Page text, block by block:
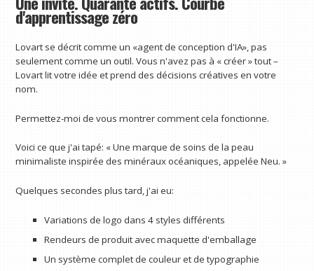
d'apprentissage zéro
Lovart se décrit comme un «agent de conception d'IA», pas
seulement comme un outil. Vous n'avez pas à « créer » tout –
Lovart lit votre idée et prend des décisions créatives en votre
nom.
Permettez-moi de vous montrer comment cela fonctionne.
Voici ce que j'ai tapé: « Une marque de soins de la peau
minimaliste inspirée des minéraux océaniques, appelée Neu. »
Quelques secondes plus tard, j'ai eu:
Variations de logo dans 4 styles différents
Rendeurs de produit avec maquette d'emballage
Un système complet de couleur et de typographie